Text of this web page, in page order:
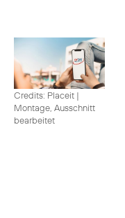
Credits: Placeit |
Montage, Ausschnitt
bearbeitet